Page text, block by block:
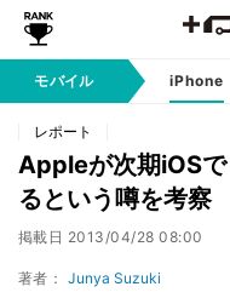
モバイル iPhone
レポート
Appleが次期iOS
るという噂を考察
掲載日 2013/04/28 08:00
著者： Junya Suzuki